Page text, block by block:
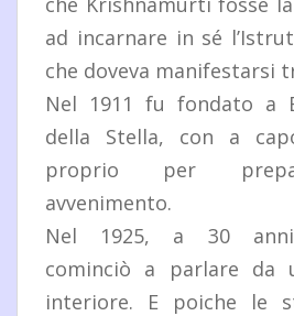
ad incarnare in sé
che doveva manifestarsi
Nel 1911 fu fondato a
della Stella, con a
proprio per
avvenimento.
Nel 1925, a 30
cominciò a parlare da
interiore. E poiche le